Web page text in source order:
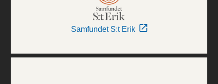
Samfundet S:t Erik